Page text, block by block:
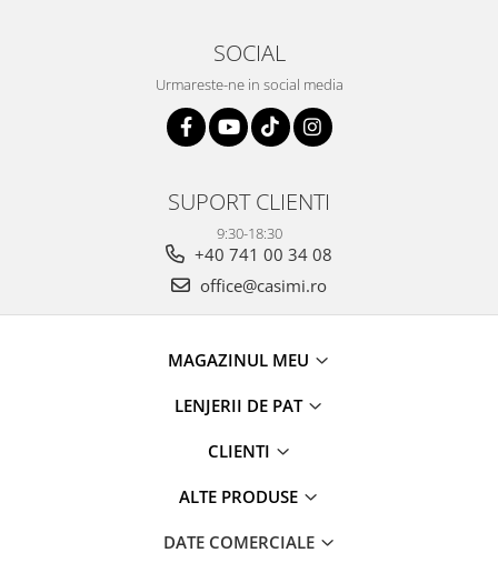
SOCIAL
Urmareste-ne in social media
SUPORT CLIENTI
9:30-18:30
+40 741 00 34 08
office@casimi.ro
MAGAZINUL MEU
LENJERII DE PAT
CLIENTI
ALTE PRODUSE
DATE COMERCIALE